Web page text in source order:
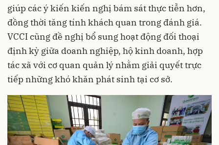
giúp các ý kiến kiến nghị bám sát thực tiễn hơn,
đồng thời tăng tính khách quan trong đánh giá.
VCCI cũng đề nghị bổ sung hoạt động đối thoại
định kỳ giữa doanh nghiệp, hộ kinh doanh, hợp
tác xã với cơ quan quản lý nhằm giải quyết trực
tiếp những khó khăn phát sinh tại cơ sở.